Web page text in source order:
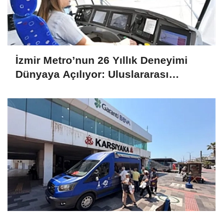
İzmir Metro’nun 26 Yıllık Deneyimi
Dünyaya Açılıyor: Uluslararası